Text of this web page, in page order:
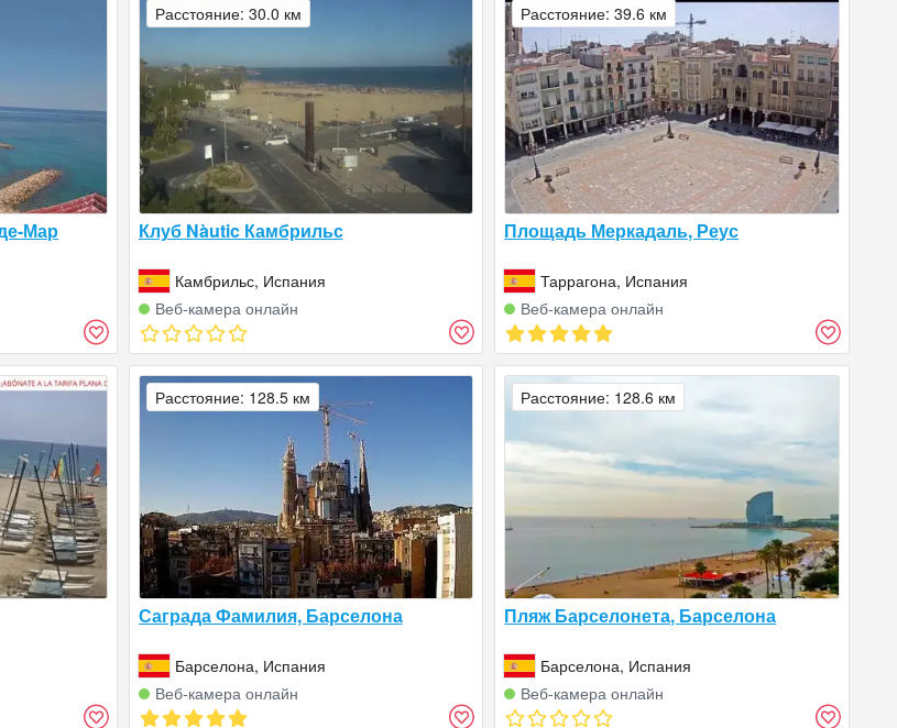
Мар Клуб Nàutic Камбрильс
Камбрильс, Испания
Веб‑камера онлайн
Расстояние: 30.0 км
Площадь Меркадаль, Реус
Таррагона, Испания
Веб‑камера онлайн
Расстояние: 39.6 км
Саграда Фамилия, Барселона
Барселона, Испания
Веб‑камера онлайн
Расстояние: 128.5 км
Пляж Барселонета, Барселона
Барселона, Испания
Веб‑камера онлайн
Расстояние: 128.6 км